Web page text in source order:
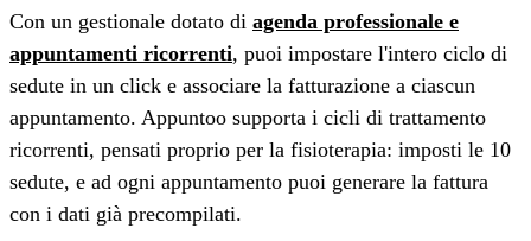
Con un gestionale dotato di agenda professionale e
appuntamenti ricorrenti, puoi impostare l'intero ciclo di
sedute in un click e associare la fatturazione a ciascun
appuntamento. Appuntoo supporta i cicli di trattamento
ricorrenti, pensati proprio per la fisioterapia: imposti le 10
sedute, e ad ogni appuntamento puoi generare la fattura
con i dati già precompilati.